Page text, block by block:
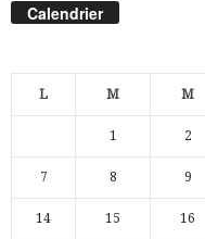
Calendrier
L M M
1 2
7 8 9
14 15 16